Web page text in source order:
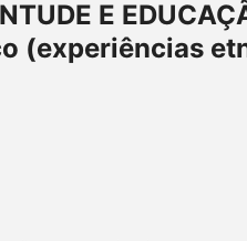
E
(experiências